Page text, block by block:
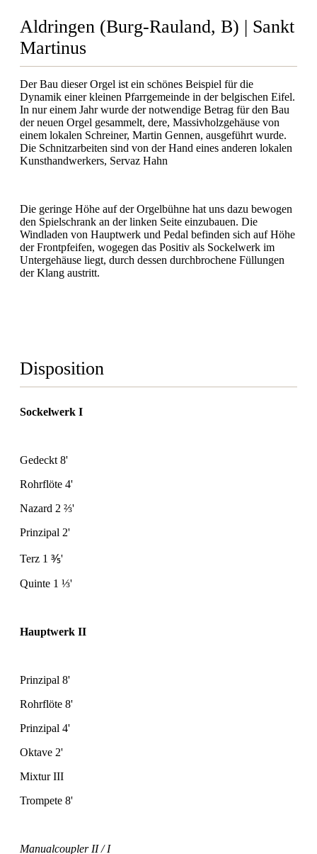
Aldringen (Burg-Rauland, B) | Sankt
Martinus
Der Bau dieser Orgel ist ein schönes Beispiel für die
Dynamik einer kleinen Pfarrgemeinde in der belgischen Eifel.
In nur einem Jahr wurde der notwendige Betrag für den Bau
der neuen Orgel gesammelt, dere, Massivholzgehäuse von
einem lokalen Schreiner, Martin Gennen, ausgeführt wurde.
Die Schnitzarbeiten sind von der Hand eines anderen lokalen
Kunsthandwerkers, Servaz Hahn
Die geringe Höhe auf der Orgelbühne hat uns dazu bewogen
den Spielschrank an der linken Seite einzubauen. Die
Windladen von Hauptwerk und Pedal befinden sich auf Höhe
der Frontpfeifen, wogegen das Positiv als Sockelwerk im
Untergehäuse liegt, durch dessen durchbrochene Füllungen
der Klang austritt.
Disposition
Sockelwerk I
Gedeckt 8'
Rohrflöte 4'
Nazard 2 ⅔'
Prinzipal 2'
Terz 1 ⅗'
Quinte 1 ⅓'
Hauptwerk II
Prinzipal 8'
Rohrflöte 8'
Prinzipal 4'
Oktave 2'
Mixtur III
Trompete 8'
Manualcoupler II / I